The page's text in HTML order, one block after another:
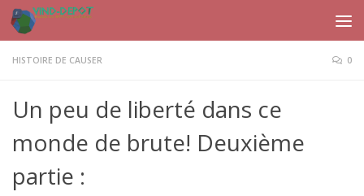
Skip to content
HISTOIRE DE CAUSER 0
Un peu de liberté dans ce
monde de brute! Deuxième
partie :